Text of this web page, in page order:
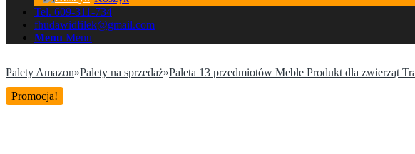
Tel. 609-311-734
fhudawidfilek@gmail.com
Menu Menu
Palety Amazon»Palety na sprzedaż»Paleta 13 przedmiotów Meble Produkt dla zwierząt
Promocja!